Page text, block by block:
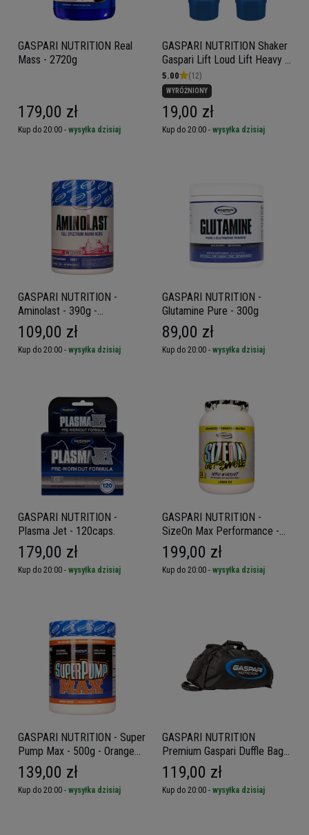
GASPARI NUTRITION Real
Mass - 2720g
179,00 zł
Kup do 20:00 - wysyłka dzisiaj
GASPARI NUTRITION Shaker
Gaspari Lift Loud Lift Heavy -
500ml
5.00 (12)
WYRÓŻNIONY
19,00 zł
Kup do 20:00 - wysyłka dzisiaj
GASPARI NUTRITION -
Aminolast - 390g -
Watermelon Blast
109,00 zł
Kup do 20:00 - wysyłka dzisiaj
GASPARI NUTRITION -
Glutamine Pure - 300g
89,00 zł
Kup do 20:00 - wysyłka dzisiaj
GASPARI NUTRITION -
Plasma Jet - 120caps.
179,00 zł
Kup do 20:00 - wysyłka dzisiaj
GASPARI NUTRITION -
SizeOn Max Performance -
1656g
199,00 zł
Kup do 20:00 - wysyłka dzisiaj
GASPARI NUTRITION - Super
Pump Max - 500g - Orange
Cooler
139,00 zł
Kup do 20:00 - wysyłka dzisiaj
GASPARI NUTRITION
Premium Gaspari Duffle Bag -
Torba sportowa
119,00 zł
Kup do 20:00 - wysyłka dzisiaj